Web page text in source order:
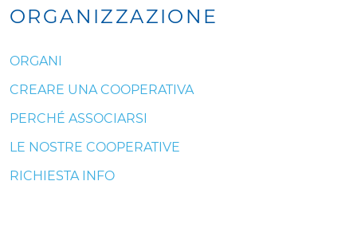
ORGANIZZAZIONE
ORGANI
CREARE UNA COOPERATIVA
PERCHÉ ASSOCIARSI
LE NOSTRE COOPERATIVE
RICHIESTA INFO